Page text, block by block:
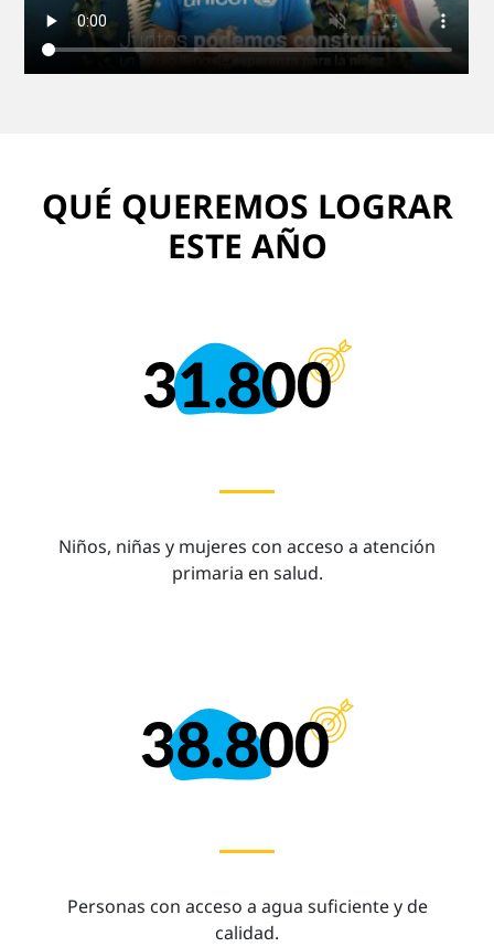
QUÉ QUEREMOS LOGRAR
ESTE AÑO
Niños, niñas y mujeres con acceso a atención
primaria en salud.
Personas con acceso a agua suficiente y de
calidad.